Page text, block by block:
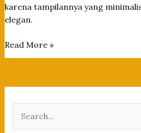
karena tampilannya yang
elegan.
Jasa
Desain
Modern
Read More »
e